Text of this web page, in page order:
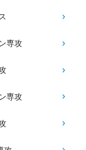
専攻
専攻